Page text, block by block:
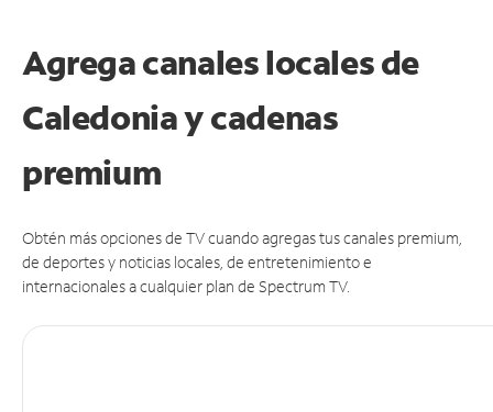
Agrega canales locales de
Caledonia y cadenas
premium
Obtén más opciones de TV cuando agregas tus canales premium,
de deportes y noticias locales, de entretenimiento e
internacionales a cualquier plan de Spectrum TV.